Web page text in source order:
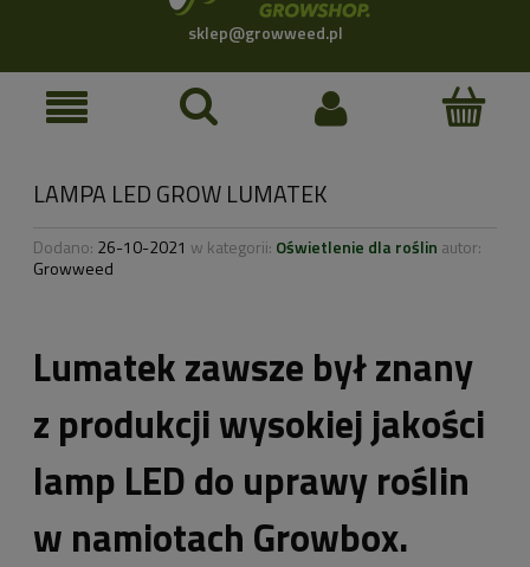
sklep@growweed.pl
LAMPA LED GROW LUMATEK
Dodano: 26-10-2021 w kategorii: Oświetlenie dla roślin autor:
Growweed
Lumatek zawsze był znany
z produkcji wysokiej jakości
lamp LED do uprawy roślin
w namiotach Growbox.